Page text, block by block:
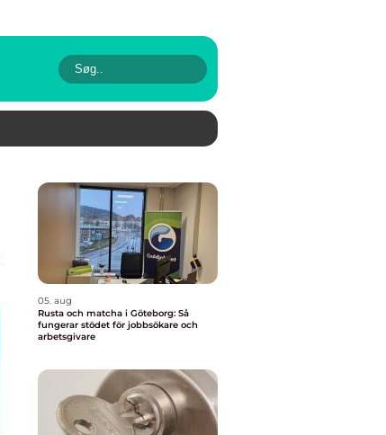
05. aug
Rusta och matcha i Göteborg: Så
fungerar stödet för jobbsökare och
arbetsgivare